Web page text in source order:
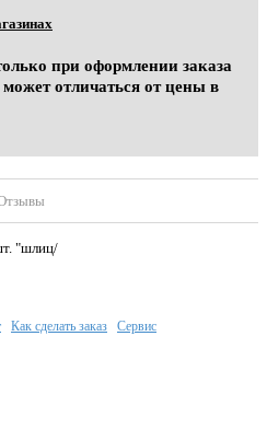
при оформлении заказа
может отличаться от цены в
"шлиц/
Как сделать заказ Сервис